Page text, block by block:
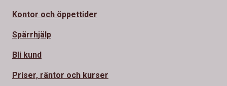
Kontor och öppettider
Spärrhjälp
Bli kund
Priser, räntor och kurser